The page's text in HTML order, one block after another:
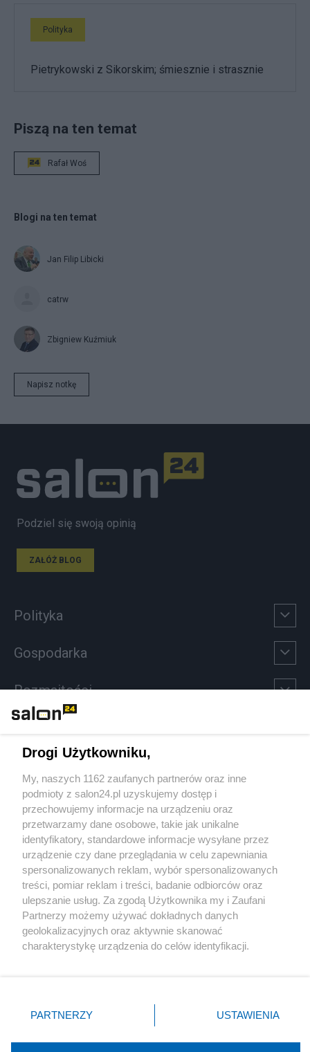
Polityka
Pietrykowski z Sikorskim; śmiesznie i strasznie
Piszą na ten temat
Rafał Woś
Blogi na ten temat
Jan Filip Libicki
catrw
Zbigniew Kuźmiuk
Napisz notkę
Podziel się swoją opinią
ZAŁÓŻ BLOG
Polityka
Gospodarka
Rozmaitości
Sport
Społeczeństwo
Kultura
X Facebook Instagram Youtube
Drogi Użytkowniku,
My, naszych 1162 zaufanych partnerów oraz inne
podmioty z salon24.pl uzyskujemy dostęp i
przechowujemy informacje na urządzeniu oraz
przetwarzamy dane osobowe, takie jak unikalne
identyfikatory, standardowe informacje wysyłane przez
urządzenie czy dane przeglądania w celu zapewniania
spersonalizowanych reklam, wybór spersonalizowanych
treści, pomiar reklam i treści, badanie odbiorców oraz
ulepszanie usług. Za zgodą Użytkownika my i Zaufani
Partnerzy możemy używać dokładnych danych
geolokalizacyjnych oraz aktywnie skanować
charakterystykę urządzenia do celów identyfikacji.
zmienić/wycofać klikając przycisk ustawień prywatności
znajdujący się w lewym dolnym rogu strony
rodzaje przetwarzania danych nie wymagają zgody
PARTNERZY USTAWIENIA